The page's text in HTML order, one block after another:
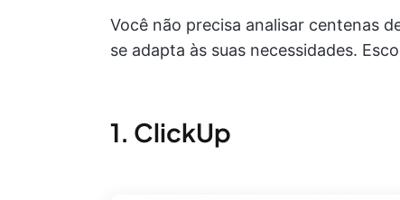
Você não precisa analisar centenas
se adapta às suas necessidades.
1. ClickUp